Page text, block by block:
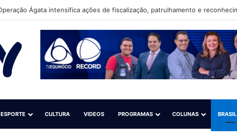
ESPORTE CULTURA VIDEOS PROGRAMAS COLUNAS BRASIL